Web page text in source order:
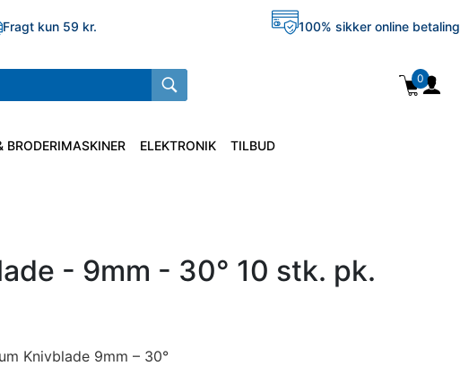
Fragt kun 59 kr. 100% sikker online betaling
0
BRODERIMASKINER ELEKTRONIK TILBUD
- 9mm - 30° 10 stk. pk.
Knivblade 9mm – 30°